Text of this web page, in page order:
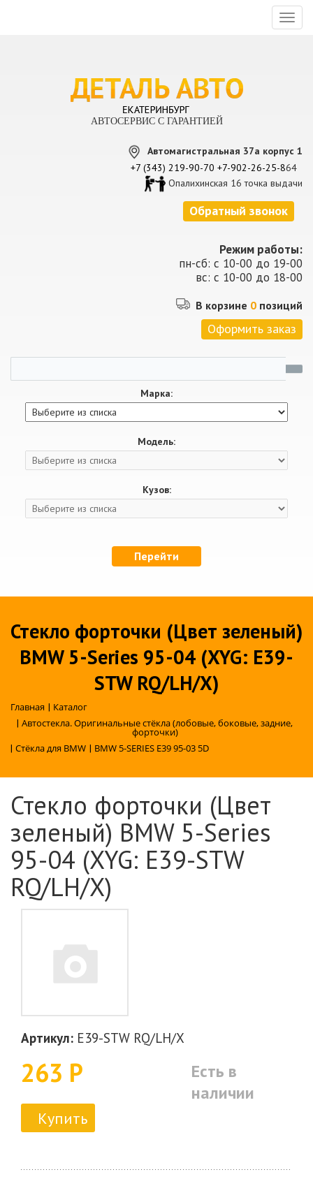
АВТОСЕРВИС С ГАРАНТИЕЙ
Автомагистральная 37а корпус 1
+7 (343) 219-90-70 +7-902-26-25-864
Опалихинская 16 точка выдачи
Обратный звонок
Режим работы:
пн-сб: с 10-00 до 19-00
вс: с 10-00 до 18-00
В корзине 0 позиций
Оформить заказ
Марка:
Модель:
Кузов:
Перейти
Стекло форточки (Цвет зеленый)
BMW 5-Series 95-04 (XYG: E39-
STW RQ/LH/X)
Главная | Каталог
| Автостекла. Оригинальные стёкла (лобовые, боковые, задние,
форточки)
| Стёкла для BMW | BMW 5-SERIES E39 95-03 5D
Стекло форточки (Цвет
зеленый) BMW 5-Series
95-04 (XYG: E39-STW
RQ/LH/X)
Артикул: E39-STW RQ/LH/X
263 Р
Есть в
наличии
Купить